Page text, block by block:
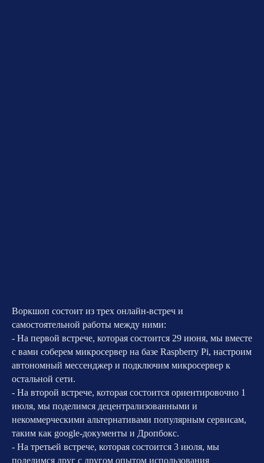
Воркшоп состоит из трех онлайн-встреч и
самостоятельной работы между ними:
- На первой встрече, которая состоится 29 июня, мы вместе
с вами соберем микросервер на базе Raspberry Pi, настроим
автономный мессенджер и подключим микросервер к
остальной сети.
- На второй встрече, которая состоится ориентировочно 1
июля, мы поделимся децентрализованными и
некоммерческими альтернативами популярным сервисам,
таким как google-документы и Дропбокс.
- На третьей встрече, которая состоится 3 июля, мы
поделимся друг с другом опытом использования